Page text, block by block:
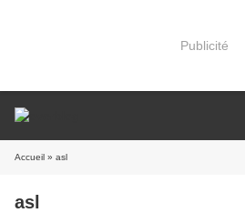
Publicité
Accueil » asl
asl